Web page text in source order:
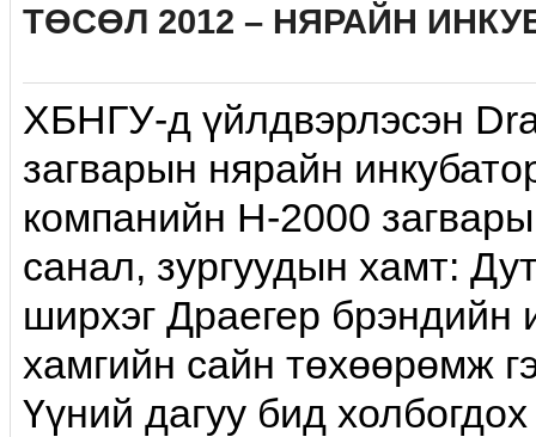
ТӨСӨЛ 2012 – НЯРАЙН
ХБНГУ-д үйлдвэрлэсэн
загварын нярайн
компанийн H-2000
санал, зургуудын хамт:
ширхэг Драегер брэндийн
хамгийн сайн төхөөрөмж
Үүний дагуу бид